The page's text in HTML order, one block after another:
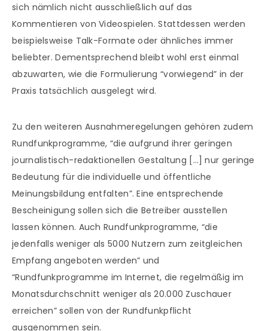
sich nämlich nicht ausschließlich auf das
Kommentieren von Videospielen. Stattdessen werden
beispielsweise Talk-Formate oder ähnliches immer
beliebter. Dementsprechend bleibt wohl erst einmal
abzuwarten, wie die Formulierung “vorwiegend” in der
Praxis tatsächlich ausgelegt wird.
Zu den weiteren Ausnahmeregelungen gehören zudem
Rundfunkprogramme, “die aufgrund ihrer geringen
journalistisch-redaktionellen Gestaltung […] nur geringe
Bedeutung für die individuelle und öffentliche
Meinungsbildung entfalten”. Eine entsprechende
Bescheinigung sollen sich die Betreiber ausstellen
lassen können. Auch Rundfunkprogramme, “die
jedenfalls weniger als 5000 Nutzern zum zeitgleichen
Empfang angeboten werden” und
“Rundfunkprogramme im Internet, die regelmäßig im
Monatsdurchschnitt weniger als 20.000 Zuschauer
erreichen” sollen von der Rundfunkpflicht
ausgenommen sein.